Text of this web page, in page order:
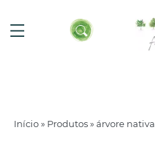
Início» Produtos»árvore nativa